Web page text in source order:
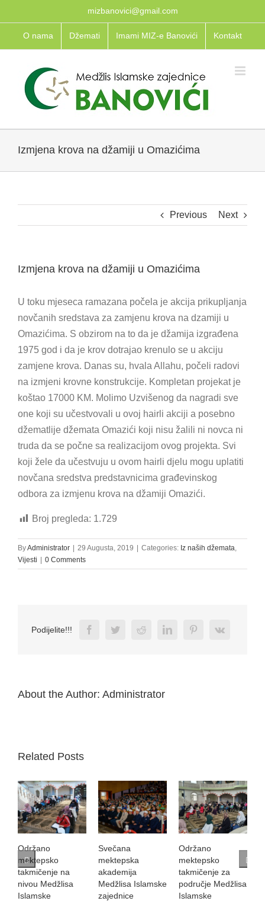
to
content
mizbanovici@gmail.com
O nama Džemati Imami MIZ-e Banovići Kontakt
Izmjena krova na džamiji u Omazićima
Previous Next
Izmjena krova na džamiji u Omazićima
U toku mjeseca ramazana počela je akcija prikupljanja
novčanih sredstava za zamjenu krova na dzamiji u
Omazićima. S obzirom na to da je džamija izgrađena
1975 god i da je krov dotrajao krenulo se u akciju
zamjene krova. Danas su, hvala Allahu, počeli radovi
na izmjeni krovne konstrukcije. Kompletan projekat je
koštao 17000 KM. Molimo Uzvišenog da nagradi sve
one koji su učestvovali u ovoj hairli akciji a posebno
džematlije džemata Omazići koji nisu žalili ni novca ni
truda da se počne sa realizacijom ovog projekta. Svi
koji žele da učestvuju u ovom hairli djelu mogu uplatiti
novčana sredstva predstavnicima građevinskog
odbora za izmjenu krova na džamiji Omazići.
Broj pregleda: 1.729
ByAdministrator | 29 Augusta, 2019 | Categories: Iz naših džemata
Vijesti | 0 Comments
Podijelite!!! FacebookTwitterRedditLinkedInPinterestVk
About the Author: Administrator
Related Posts
Održano
mektepsko
takmičenje na
nivou Medžlisa
Islamske
Svečana
mektepska
akademija
Medžlisa Islamske
zajednice
Održano
mektepsko
takmičenje za
područje Medžlisa
Islamske